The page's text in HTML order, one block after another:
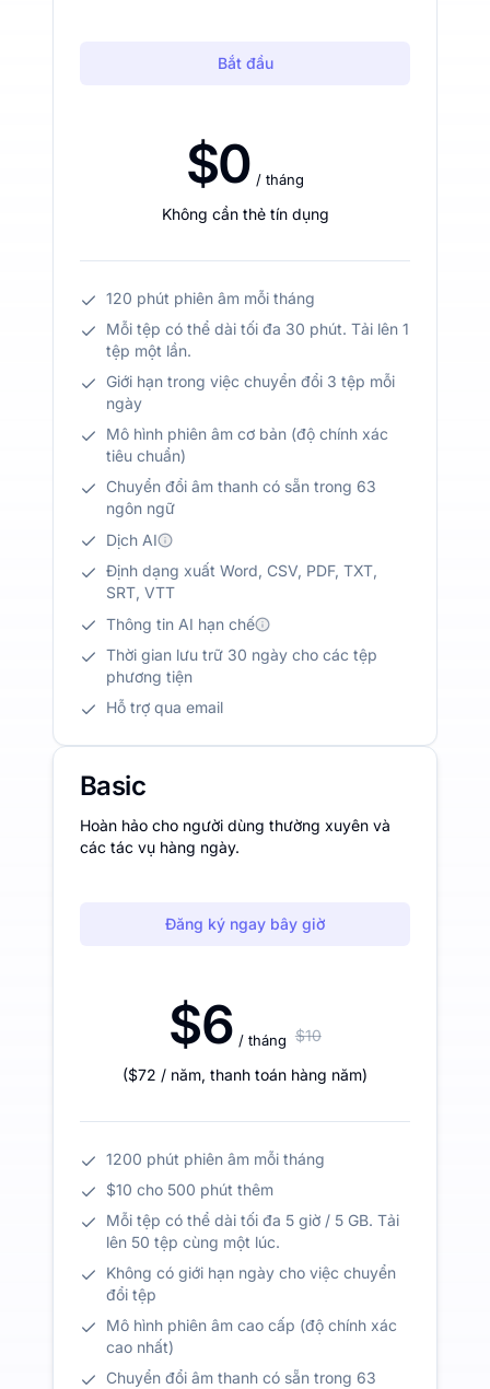
Bắt đầu
$0 / tháng
Không cần thẻ tín dụng
120 phút phiên âm mỗi tháng
Mỗi tệp có thể dài tối đa 30 phút. Tải lên 1
tệp một lần.
Giới hạn trong việc chuyển đổi 3 tệp mỗi
ngày
Mô hình phiên âm cơ bản (độ chính xác
tiêu chuẩn)
Chuyển đổi âm thanh có sẵn trong 63
ngôn ngữ
Dịch AI
Định dạng xuất Word, CSV, PDF, TXT,
SRT, VTT
Thông tin AI hạn chế
Thời gian lưu trữ 30 ngày cho các tệp
phương tiện
Hỗ trợ qua email
Basic
Hoàn hảo cho người dùng thường xuyên và
các tác vụ hàng ngày.
Đăng ký ngay bây giờ
$6 / tháng $10
($72 / năm, thanh toán hàng năm)
1200 phút phiên âm mỗi tháng
$10 cho 500 phút thêm
Mỗi tệp có thể dài tối đa 5 giờ / 5 GB. Tải
lên 50 tệp cùng một lúc.
Không có giới hạn ngày cho việc chuyển
đổi tệp
Mô hình phiên âm cao cấp (độ chính xác
cao nhất)
Chuyển đổi âm thanh có sẵn trong 63